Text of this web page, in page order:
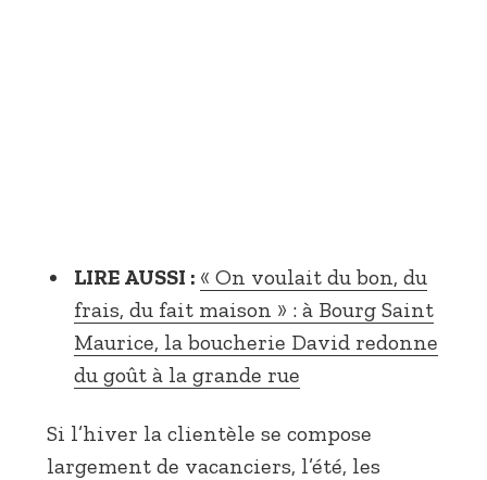
LIRE AUSSI : « On voulait du bon, du
frais, du fait maison » : à Bourg Saint
Maurice, la boucherie David redonne
du goût à la grande rue
Si l’hiver la clientèle se compose
largement de vacanciers, l’été, les